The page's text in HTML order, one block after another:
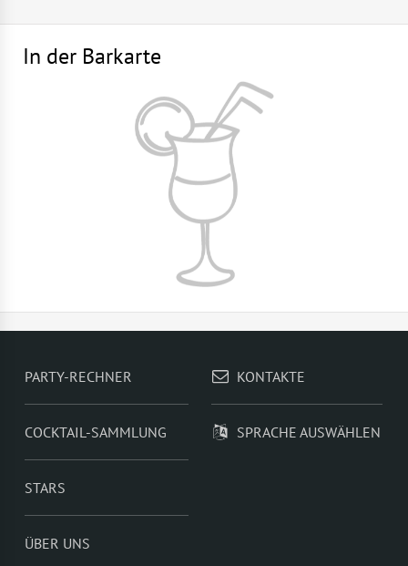
In der Barkarte
PARTY-RECHNER
COCKTAIL-SAMMLUNG
STARS
ÜBER UNS
KONTAKTE
SPRACHE AUSWÄHLEN